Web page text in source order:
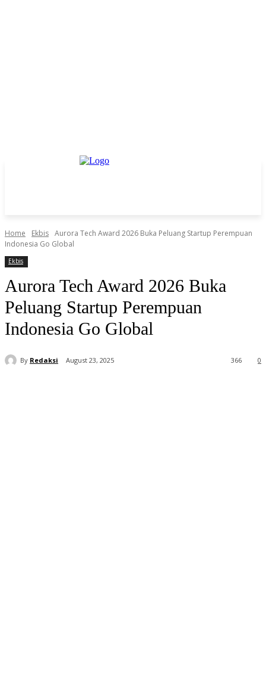
Home Ekbis Aurora Tech Award 2026 Buka Peluang Startup Perempuan
Indonesia Go Global
Ekbis
Aurora Tech Award 2026 Buka
Peluang Startup Perempuan
Indonesia Go Global
By Redaksi August 23, 2025 0
366